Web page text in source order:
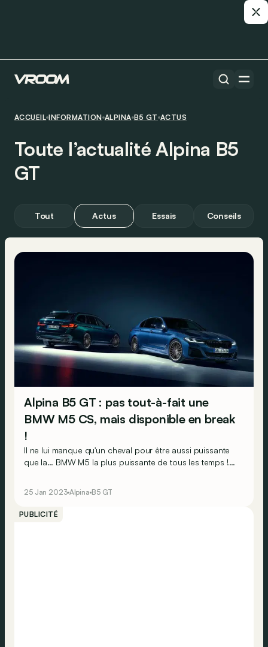
ACCUEIL INFORMATION ALPINA B5 GT ACTUS
Toute l’actualité Alpina B5
GT
Tout Actus Essais Conseils
Alpina B5 GT : pas tout-à-fait une
BMW M5 CS, mais disponible en break
!
Il ne lui manque qu'un cheval pour être aussi puissante
que la… BMW M5 la plus puissante de tous les temps !
25 Jan 2023 Alpina B5 GT
PUBLICITÉ